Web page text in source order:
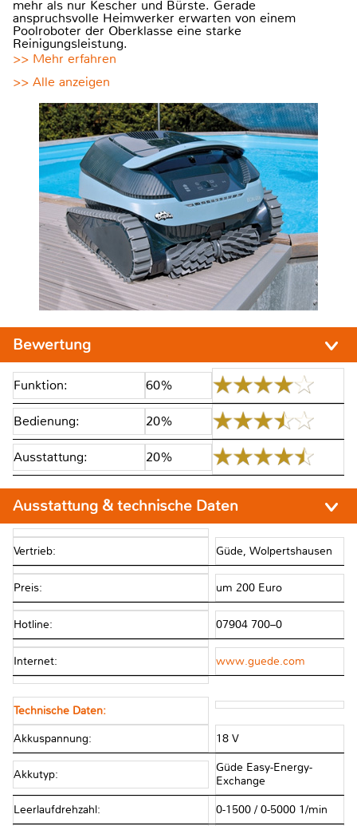
mehr als nur Kescher und Bürste. Gerade
anspruchsvolle Heimwerker erwarten von einem
Poolroboter der Oberklasse eine starke
Reinigungsleistung.
>> Mehr erfahren
>> Alle anzeigen
Bewertung
Funktion: 60%
Bedienung: 20%
Ausstattung: 20%
Ausstattung & technische Daten
Vertrieb: Güde, Wolpertshausen
Preis: um 200 Euro
Hotline: 07904 700–0
Internet: www.guede.com
Technische Daten:
Akkuspannung: 18 V
Akkutyp:
Güde Easy-Energy-
Exchange
Leerlaufdrehzahl: 0-1500 / 0-5000 1/min